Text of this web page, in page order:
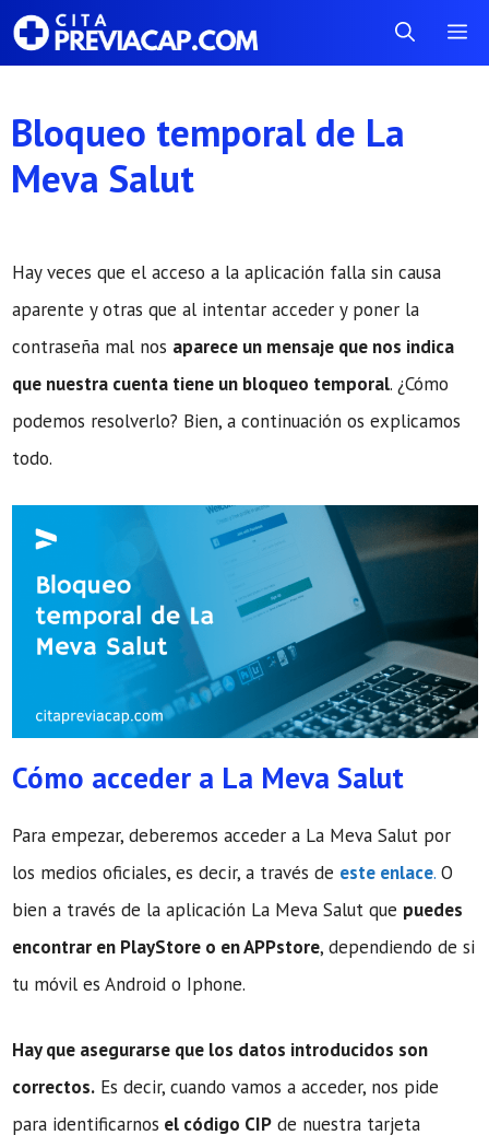
Saltar
Bloqueo temporal de La
Meva Salut
Hay veces que el acceso a la aplicación falla sin causa
aparente y otras que al intentar acceder y poner la
contraseña mal nos aparece un mensaje que nos indica
que nuestra cuenta tiene un bloqueo temporal. ¿Cómo
podemos resolverlo? Bien, a continuación os explicamos
todo.
Cómo acceder a La Meva Salut
Para empezar, deberemos acceder a La Meva Salut por
los medios oficiales, es decir, a través de este enlace. O
bien a través de la aplicación La Meva Salut que puedes
encontrar en PlayStore o en APPstore, dependiendo de si
tu móvil es Android o Iphone.
Hay que asegurarse que los datos introducidos son
correctos. Es decir, cuando vamos a acceder, nos pide
para identificarnos el código CIP de nuestra tarjeta